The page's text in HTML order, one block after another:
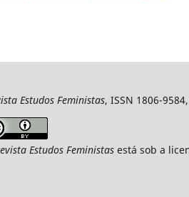
Estudos Feministas, ISSN 1806-
Estudos Feministas está sob a